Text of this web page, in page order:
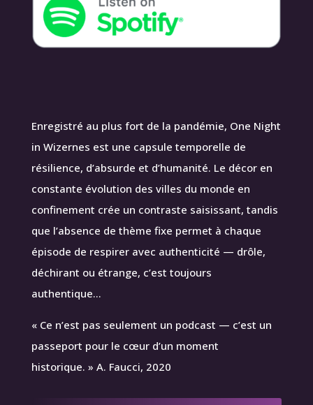
Enregistré au plus fort de la pandémie, One Night
in Wizernes est une capsule temporelle de
résilience, d’absurde et d’humanité. Le décor en
constante évolution des villes du monde en
confinement crée un contraste saisissant, tandis
que l’absence de thème fixe permet à chaque
épisode de respirer avec authenticité — drôle,
déchirant ou étrange, c’est toujours
authentique…
« Ce n’est pas seulement un podcast — c’est un
passeport pour le cœur d’un moment
historique. » A. Faucci, 2020